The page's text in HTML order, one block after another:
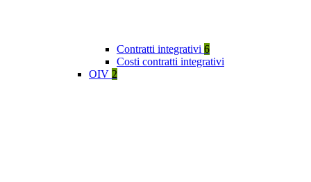
Contratti integrativi 6
Costi contratti integrativi
OIV 2